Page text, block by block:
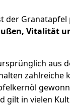
der
Vitalität
aus
zahlreiche
in vielen